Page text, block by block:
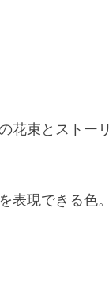
花束とストー
表現できる色。